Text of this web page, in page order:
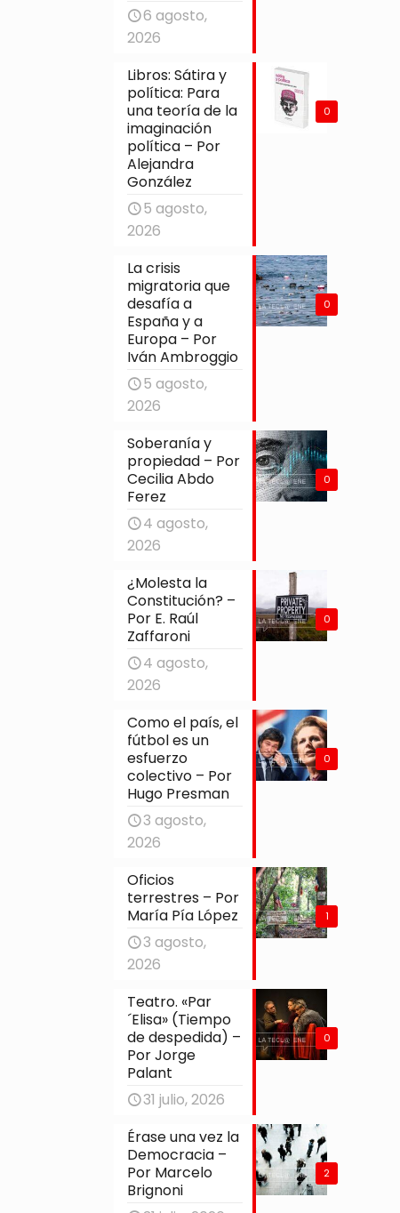
6 agosto,
2026
0
Libros: Sátira y
política: Para
una teoría de la
imaginación
política – Por
Alejandra
González
5 agosto,
2026
0
La crisis
migratoria que
desafía a
España y a
Europa – Por
Iván Ambroggio
5 agosto,
2026
0
Soberanía y
propiedad – Por
Cecilia Abdo
Ferez
4 agosto,
2026
0
¿Molesta la
Constitución? –
Por E. Raúl
Zaffaroni
4 agosto,
2026
0
Como el país, el
fútbol es un
esfuerzo
colectivo – Por
Hugo Presman
3 agosto,
2026
1
Oficios
terrestres – Por
María Pía López
3 agosto,
2026
0
Teatro. «Par
´Elisa» (Tiempo
de despedida) –
Por Jorge
Palant
31 julio, 2026
2
Érase una vez la
Democracia –
Por Marcelo
Brignoni